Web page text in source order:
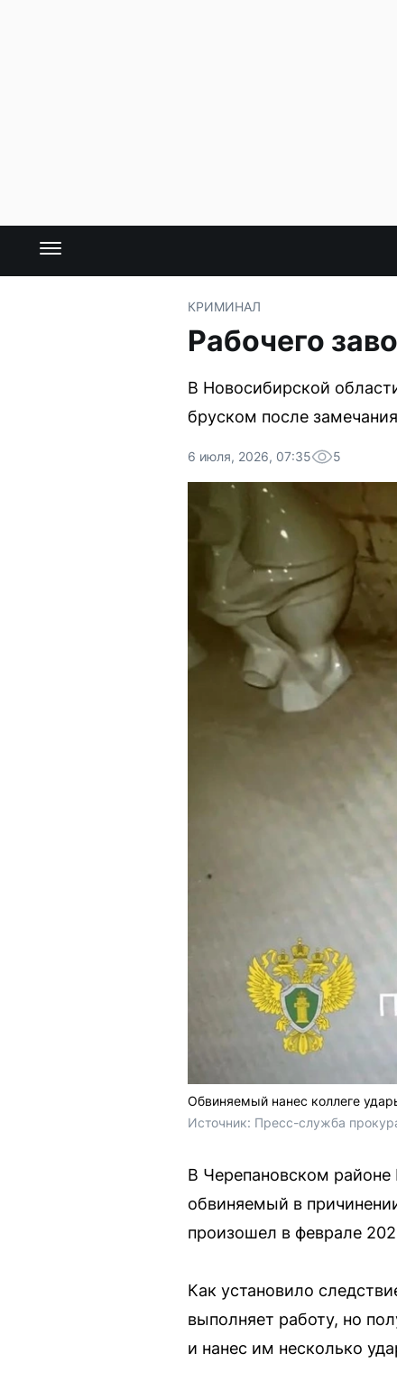
КРИМИНАЛ
Рабочего
В Новосибирской
бруском после
6 июля, 2026, 07:35 5
Обвиняемый нанес коллеге
Источник: Пресс-служба
В Черепановском
обвиняемый в
произошел в феврале
Как установило
выполняет работу, но
и нанес им несколько